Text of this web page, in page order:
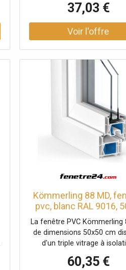
37,03 €
Kömmerling 88 MD,
pvc, blanc RAL 9016,
500 mm, 1 vantail
configurer
La fenêtre PVC Kömmerling
de dimensions 50x50 cm
d'un triple vitrage à
chambres de haute qualité et
60,35 €